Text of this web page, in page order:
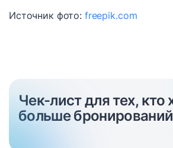
Источник фото: freepik.com
Чек-лист для тех, кто
больше